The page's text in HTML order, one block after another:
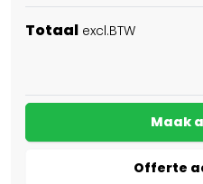
Totaal excl.BTW
Maak
Offerte